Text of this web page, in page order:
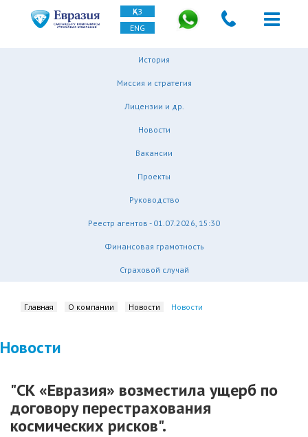
ҚАЗ
ENG
История
Миссия и стратегия
Лицензии и др.
Новости
Вакансии
Проекты
Руководство
Реестр агентов - 01.07.2026, 15:30
Финансовая грамотность
Страховой случай
Главная О компании Новости Новости
Новости
"СК «Евразия» возместила ущерб по
договору перестрахования
космических рисков".